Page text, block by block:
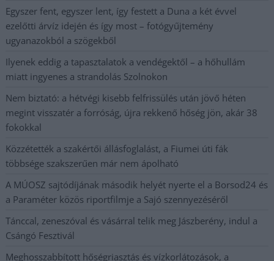
Egyszer fent, egyszer lent, így festett a Duna a két évvel
ezelőtti árvíz idején és így most – fotógyűjtemény
ugyanazokból a szögekből
Ilyenek eddig a tapasztalatok a vendégektől – a hőhullám
miatt ingyenes a strandolás Szolnokon
Nem biztató: a hétvégi kisebb felfrissülés után jövő héten
megint visszatér a forróság, újra rekkenő hőség jön, akár 38
fokokkal
Közzétették a szakértői állásfoglalást, a Fiumei úti fák
többsége szakszerűen már nem ápolható
A MÚOSZ sajtódíjának második helyét nyerte el a Borsod24 és
a Paraméter közös riportfilmje a Sajó szennyezéséről
Tánccal, zeneszóval és vásárral telik meg Jászberény, indul a
Csángó Fesztivál
Meghosszabbított hőségriasztás és vízkorlátozások, a